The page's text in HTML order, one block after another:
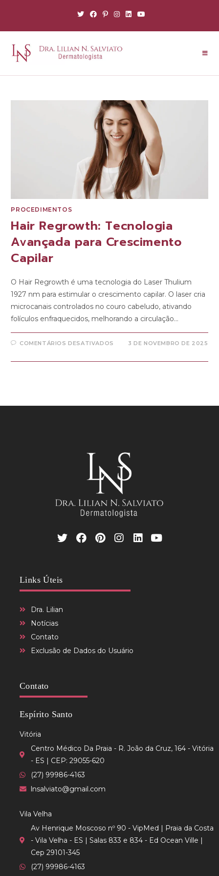
PROCEDIMENTOS
Hair Regrowth: Tecnologia
Avançada para Crescimento
Capilar
O Hair Regrowth é uma tecnologia do Laser Thulium
1927 nm para estimular o crescimento capilar. O laser cria
microcanais controlados no couro cabeludo, ativando
folículos enfraquecidos, melhorando a circulação…
COMENTÁRIOS DESATIVADOS 3 DE NOVEMBRO DE 2025
Links Úteis
Dra. Lilian
Notícias
Contato
Exclusão de Dados do Usuário
Contato
Espírito Santo
Vitória
Centro Médico Da Praia - R. João da Cruz, 164 - Vitória
- ES | CEP: 29055-620
(27) 99986-4163
lnsalviato@gmail.com
Vila Velha
Av Henrique Moscoso nº 90 - VipMed | Praia da Costa
- Vila Velha - ES | Salas 833 e 834 - Ed Ocean Ville |
Cep 29101-345
(27) 99986-4163